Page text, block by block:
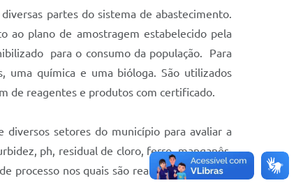
partes do sistema de abastecimento.
ao plano de amostragem estabelecido pela
para o consumo da população. Para
uma química e uma bióloga. São utilizados
de reagentes e produtos com certificado.
diversos setores do município para avaliar a
ph, residual de cloro, ferro, manganês,
processo nos quais são realizadas inúmeras